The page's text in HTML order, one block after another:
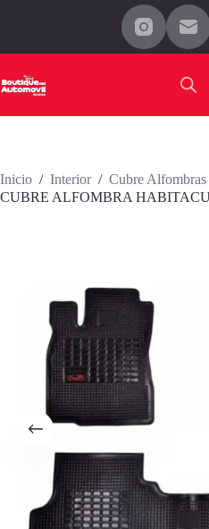
Inicio / Interior / Cubre Alfombras
CUBRE ALFOMBRA